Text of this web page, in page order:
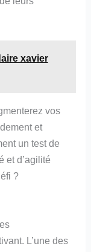
xavier
vos
et
un test de
et d’agilité
?
L’une des